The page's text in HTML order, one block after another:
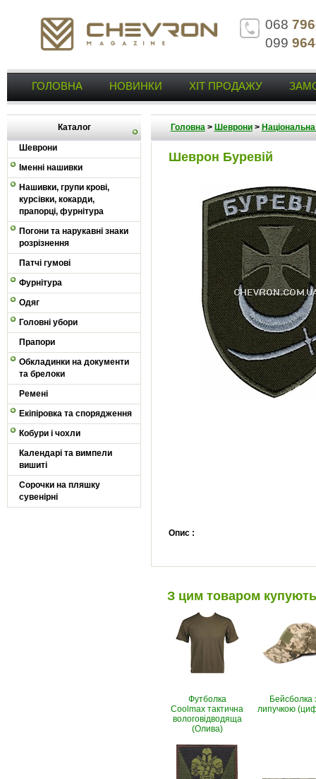
068
099
ГОЛОВНА НОВИНКИ ХІТ ПРОДАЖУ
Каталог
Шеврони
Іменні нашивки
Нашивки, групи крові,
курсівки, кокарди,
прапорці, фурнітура
Погони та нарукавні знаки
розрізнення
Патчі гумові
Фурнітура
Одяг
Головні убори
Прапори
Обкладинки на документи
та брелоки
Ремені
Екіпіровка та спорядження
Кобури і чохли
Календарі та вимпели
вишиті
Сорочки на пляшку
сувенірні
Головна> Шеврони>
Шеврон Буревій
Опис :
З цим товаром купують
Футболка
Coolmax тактична
вологовiдводяща
(Олива)
Бейсболка
липучкою